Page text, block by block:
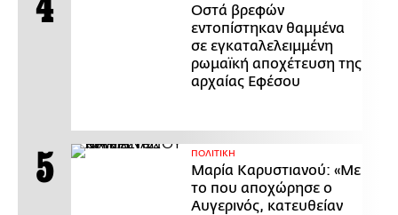
Οστά βρεφών
εντοπίστηκαν θαμμένα
σε εγκαταλελειμμένη
ρωμαϊκή αποχέτευση της
αρχαίας Εφέσου
ΠΟΛΙΤΙΚΗ
Μαρία Καρυστιανού: «Με
το που αποχώρησε ο
Αυγερινός, κατευθείαν